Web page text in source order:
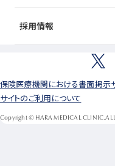
採用情報
保険医療機関における書面掲示
サイトのご利用について
Copyright © HARA MEDICAL CLINIC.ALL